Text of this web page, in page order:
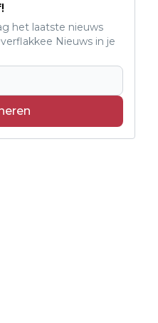
het laatste nieuws
Nieuws in je